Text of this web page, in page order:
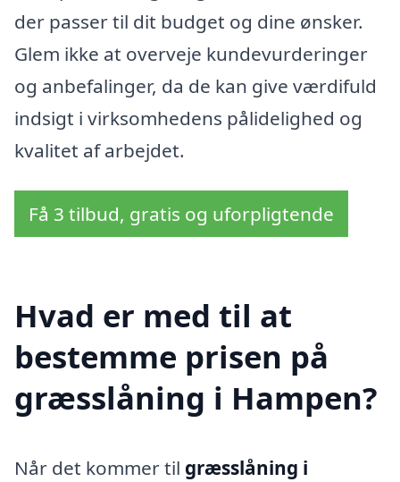
der passer til dit budget og dine ønsker.
Glem ikke at overveje kundevurderinger
og anbefalinger, da de kan give værdifuld
indsigt i virksomhedens pålidelighed og
kvalitet af arbejdet.
Få 3 tilbud, gratis og uforpligtende
Hvad er med til at
bestemme prisen på
græsslåning i Hampen?
Når det kommer til græsslåning i